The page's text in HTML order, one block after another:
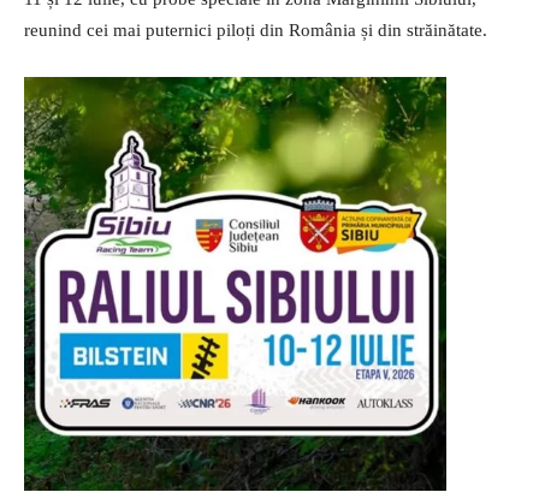
reunind cei mai puternici piloți din România și din străinătate.